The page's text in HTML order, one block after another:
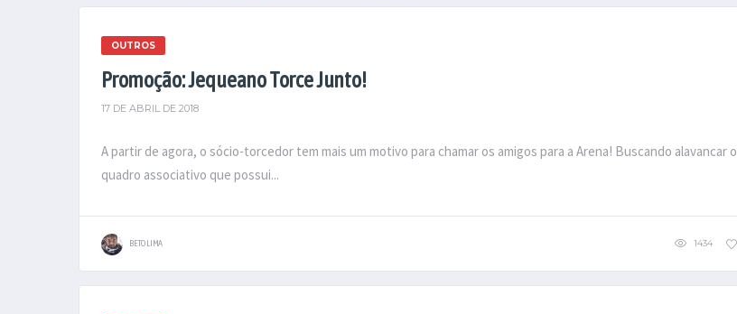
OUTROS
Promoção: Jequeano Torce Junto!
17 DE ABRIL DE 2018
A partir de agora, o sócio-torcedor tem mais um motivo para chamar os amigos para a Arena! Buscando alavancar o
quadro associativo que possui...
BETO LIMA 1434